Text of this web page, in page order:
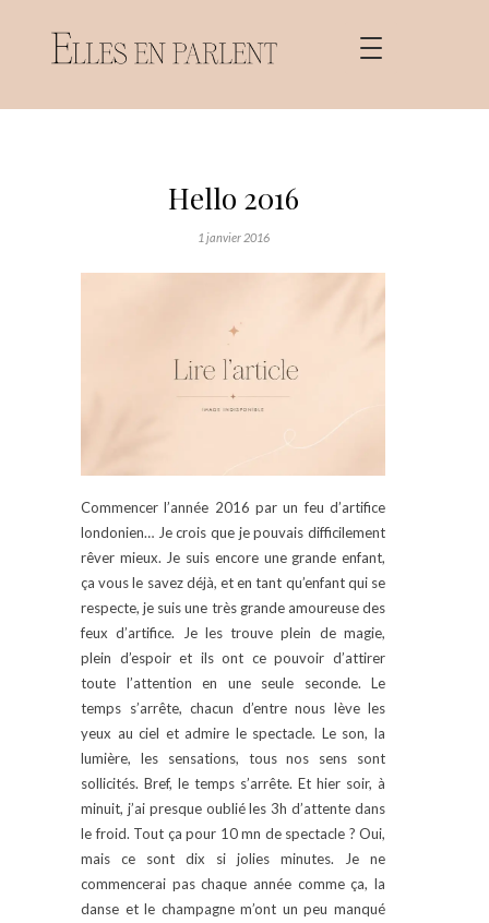
Hello 2016
1 janvier 2016
Commencer l’année 2016 par un feu d’artifice
londonien… Je crois que je pouvais difficilement
rêver mieux. Je suis encore une grande enfant,
ça vous le savez déjà, et en tant qu’enfant qui se
respecte, je suis une très grande amoureuse des
feux d’artifice. Je les trouve plein de magie,
plein d’espoir et ils ont ce pouvoir d’attirer
toute l’attention en une seule seconde. Le
temps s’arrête, chacun d’entre nous lève les
yeux au ciel et admire le spectacle. Le son, la
lumière, les sensations, tous nos sens sont
sollicités. Bref, le temps s’arrête. Et hier soir, à
minuit, j’ai presque oublié les 3h d’attente dans
le froid. Tout ça pour 10 mn de spectacle ? Oui,
mais ce sont dix si jolies minutes. Je ne
commencerai pas chaque année comme ça, la
danse et le champagne m’ont un peu manqué